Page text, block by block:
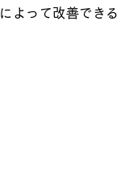
によって改善できる